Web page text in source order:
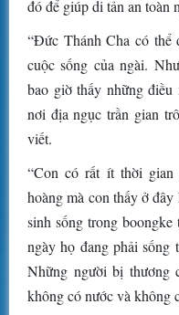
đó để giúp di tản an toàn
“Đức Thánh Cha có thể
cuộc sống của ngài.
bao giờ thấy những
nơi địa ngục trần gian
viết.
“Con có rất ít thời
hoàng mà con thấy ở
sinh sống trong
ngày họ đang phải sống
Những người bị thương
không có nước và không